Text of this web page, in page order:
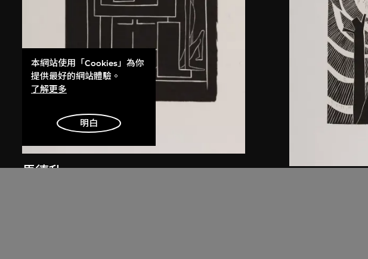
馬德升
本網站使用「Cookies」為你
提供最好的網站體驗。
了解更多
明白